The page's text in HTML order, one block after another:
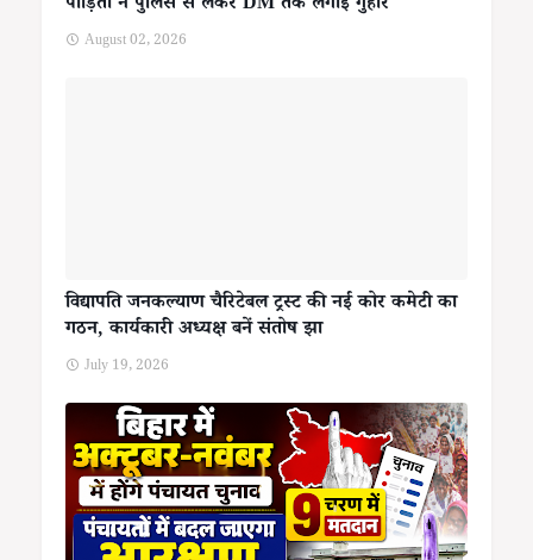
August 02, 2026
विद्यापति जनकल्याण चैरिटेबल ट्रस्ट की नई कोर कमेटी का
गठन, कार्यकारी अध्यक्ष बनें संतोष झा
July 19, 2026